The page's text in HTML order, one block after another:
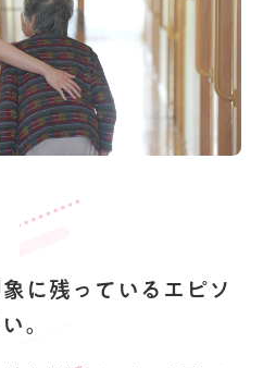
に残っているエピソ
。